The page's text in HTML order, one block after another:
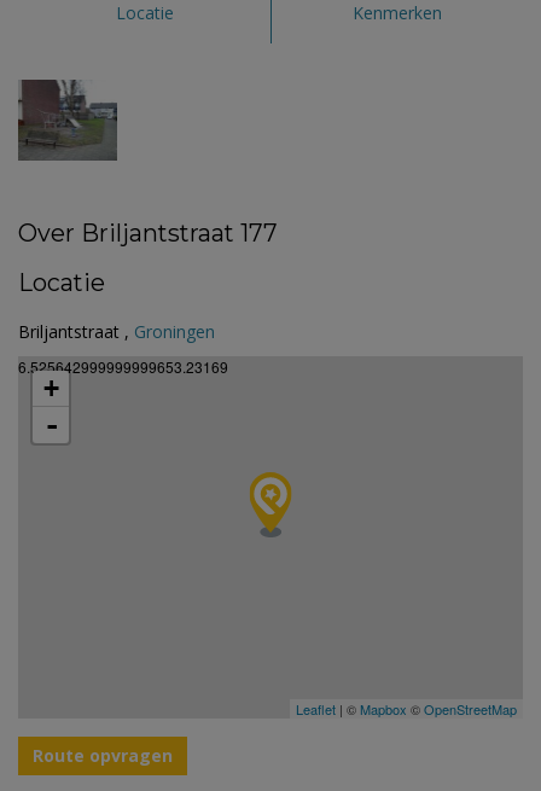
Locatie Kenmerken
Over Briljantstraat 177
Locatie
Briljantstraat , Groningen
6.525642999999999653.23169
+
-
Leaflet | © Mapbox ©OpenStreetMap
Route opvragen